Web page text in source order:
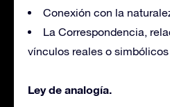
Conexión con la
La Correspondencia,
vínculos reales o simbólicos
Ley de analogía.